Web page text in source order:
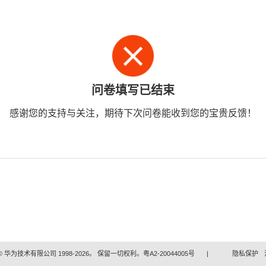
问卷填写已结束
感谢您的支持与关注，期待下次问卷能收到您的宝贵反馈！
华为技术有限公司 1998-2026。 保留一切权利。粤A2-20044005号 | 隐私保护